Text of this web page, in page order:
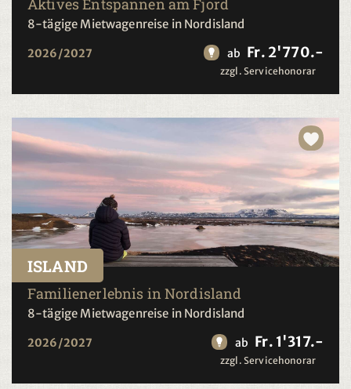
Aktives Entspannen am Fjord
8-tägige Mietwagenreise in Nordisland
2026/2027 ab Fr. 2'770.-
zzgl. Servicehonorar
ISLAND
Familienerlebnis in Nordisland
8-tägige Mietwagenreise in Nordisland
2026/2027 ab Fr. 1'317.-
zzgl. Servicehonorar